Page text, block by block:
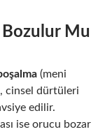
Mu
(meni
cinsel dürtüleri
edilir.
ise orucu bozar